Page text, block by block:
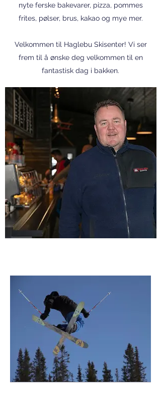
nyte ferske bakevarer, pizza, pommes
frites, pølser, brus, kakao og mye mer.
Velkommen til Haglebu Skisenter! Vi ser
frem til å ønske deg velkommen til en
fantastisk dag i bakken.